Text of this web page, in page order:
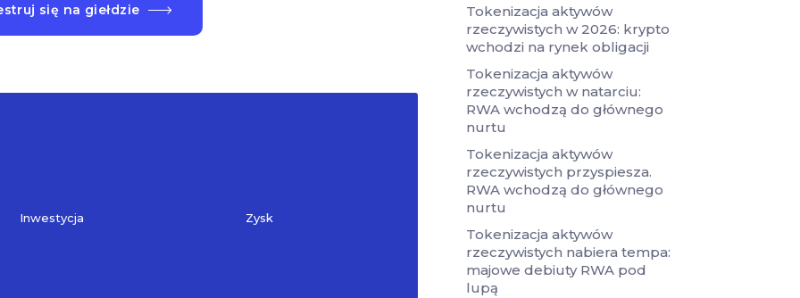
się na giełdzie
Inwestycja Zysk
Tokenizacja aktywów
rzeczywistych w 2026: krypto
wchodzi na rynek obligacji
Tokenizacja aktywów
rzeczywistych w natarciu:
RWA wchodzą do głównego
nurtu
Tokenizacja aktywów
rzeczywistych przyspiesza.
RWA wchodzą do głównego
nurtu
Tokenizacja aktywów
rzeczywistych nabiera tempa:
majowe debiuty RWA pod
lupą